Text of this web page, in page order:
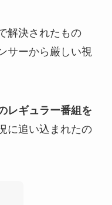
解決されたもの
サーから厳しい視
レギュラー番組を
に追い込まれたの